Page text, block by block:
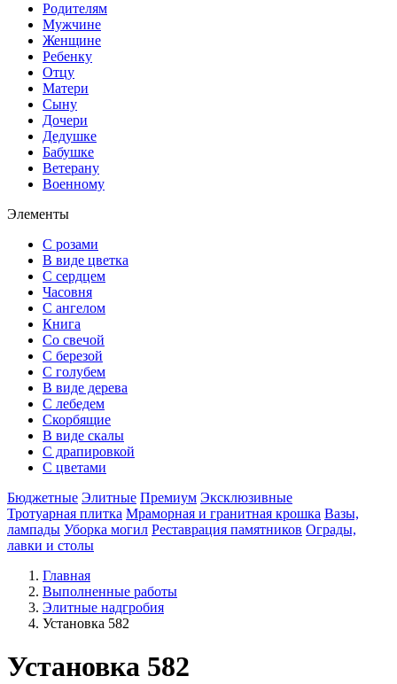
Родителям
Мужчине
Женщине
Ребенку
Отцу
Матери
Сыну
Дочери
Дедушке
Бабушке
Ветерану
Военному
Элементы
С розами
В виде цветка
С сердцем
Часовня
С ангелом
Книга
Со свечой
С березой
С голубем
В виде дерева
С лебедем
Скорбящие
В виде скалы
С драпировкой
С цветами
Бюджетные Элитные Премиум Эксклюзивные
Тротуарная плитка Мраморная и гранитная крошка Вазы,
лампады Уборка могил Реставрация памятников Ограды,
лавки и столы
Главная
Выполненные работы
Элитные надгробия
Установка 582
Установка 582